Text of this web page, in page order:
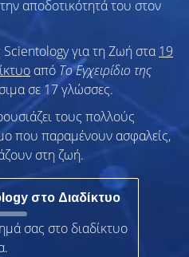
αποδοτικότητά του στον
για τη Ζωή στα19
από Το Εγχειρίδιο της
σε 17 γλώσσες.
τους πολλούς
που παραμένουν ασφαλείς,
στη ζωή.
στο Διαδίκτυο
σας στο διαδίκτυο